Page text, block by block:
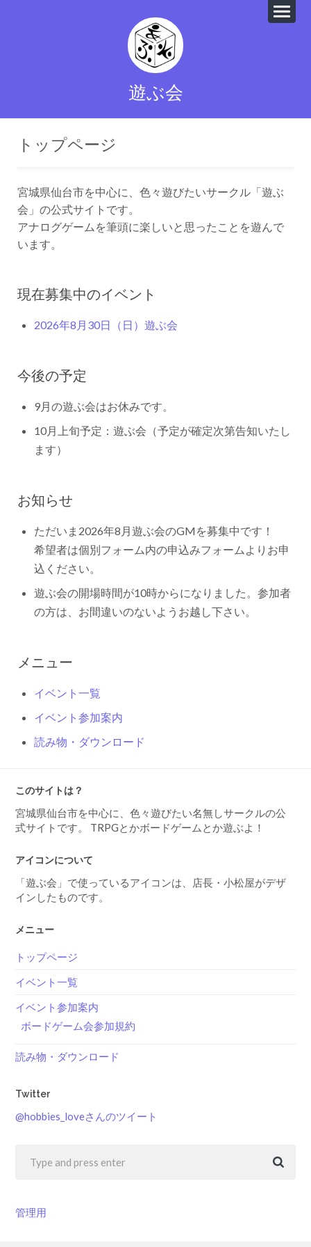
遊ぶ会
トップページ
宮城県仙台市を中心に、色々遊びたいサークル「遊ぶ
会」の公式サイトです。
アナログゲームを筆頭に楽しいと思ったことを遊んで
います。
現在募集中のイベント
2026年8月30日（日）遊ぶ会
今後の予定
9月の遊ぶ会はお休みです。
10月上旬予定：遊ぶ会（予定が確定次第告知いたし
ます）
お知らせ
ただいま2026年8月遊ぶ会のGMを募集中です！
希望者は個別フォーム内の申込みフォームよりお申
込ください。
遊ぶ会の開場時間が10時からになりました。参加者
の方は、お間違いのないようお越し下さい。
メニュー
イベント一覧
イベント参加案内
読み物・ダウンロード
このサイトは？
宮城県仙台市を中心に、色々遊びたい名無しサークルの公
式サイトです。 TRPGとかボードゲームとか遊ぶよ！
アイコンについて
「遊ぶ会」で使っているアイコンは、店長・小松屋がデザ
インしたものです。
メニュー
トップページ
イベント一覧
イベント参加案内
ボードゲーム会参加規約
読み物・ダウンロード
Twitter
@hobbies_loveさんのツイート
管理用